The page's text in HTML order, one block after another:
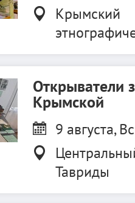
Крымский
Открыватели
Крымской
9 августа,
Тавриды